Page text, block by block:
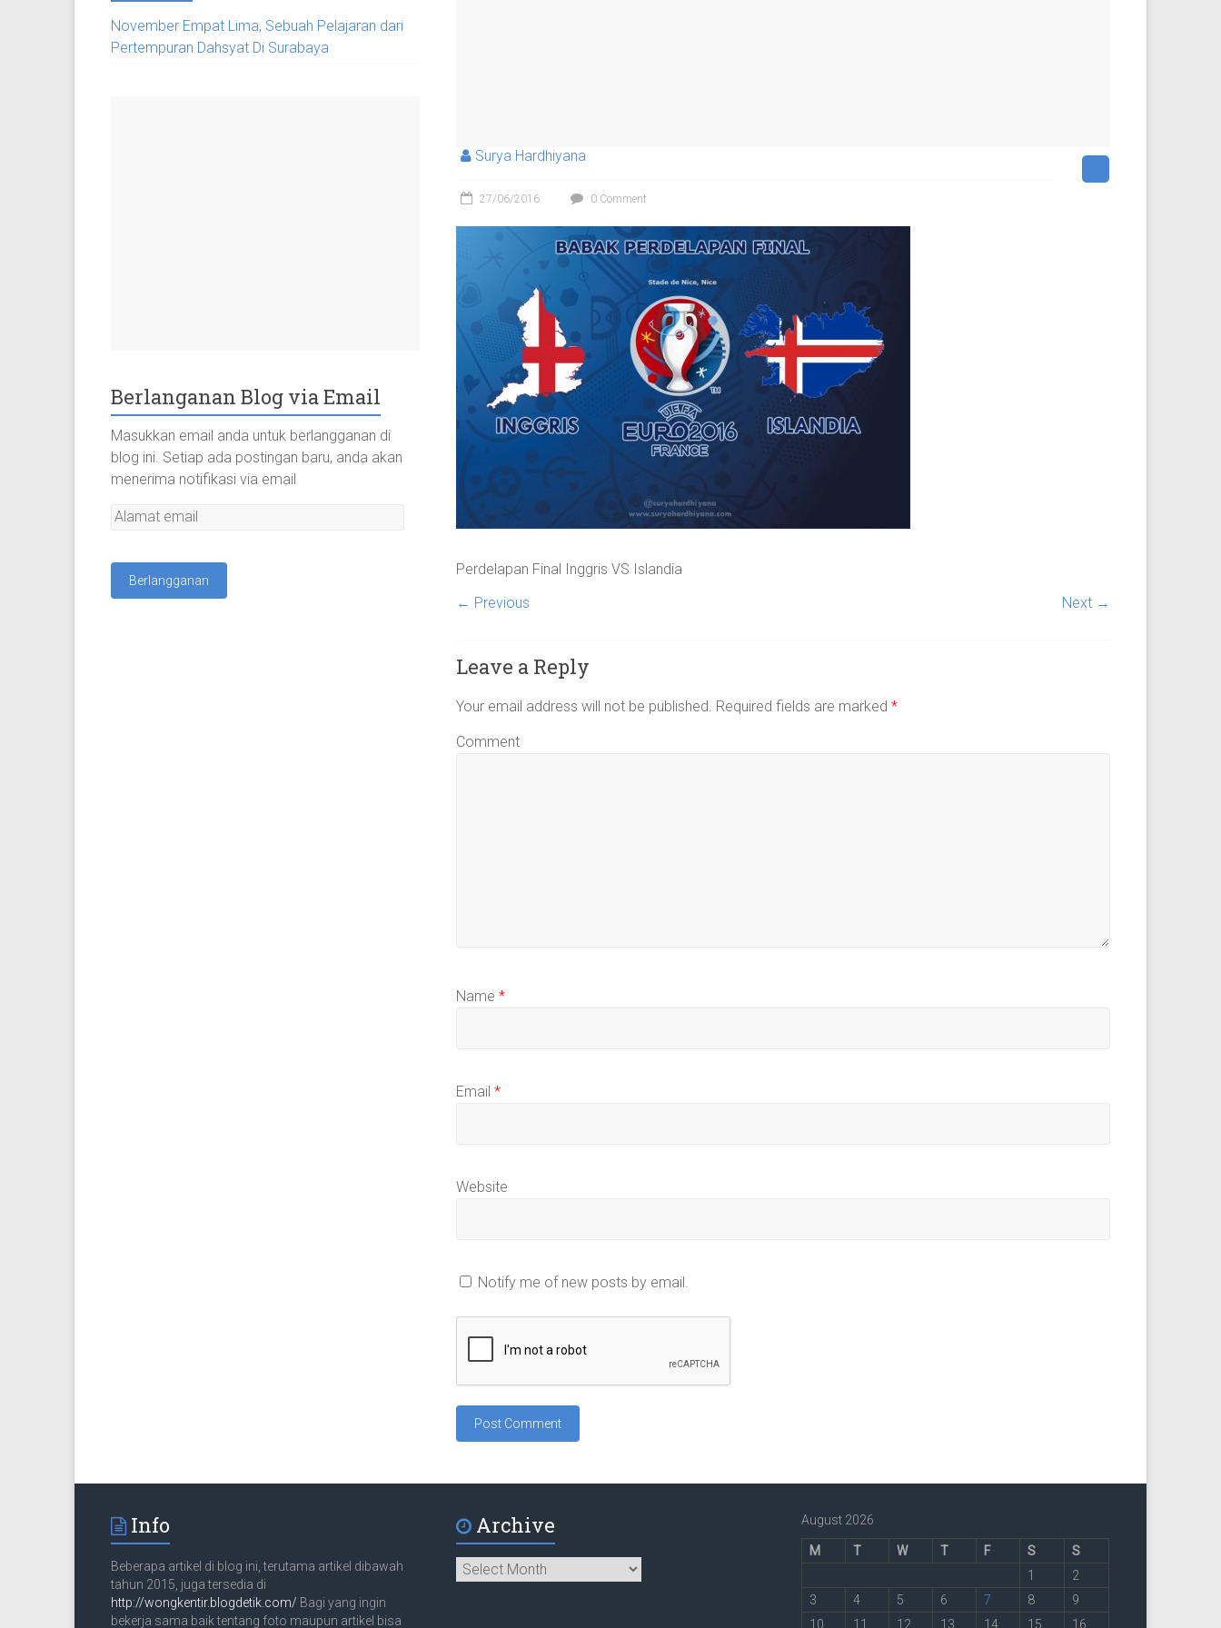
Surya Hardhiyana
27/06/2016 0 Comment
Perdelapan Final Inggris VS Islandia
← Previous
Next →
Leave a Reply
Your email address will not be published. Required fields are marked *
Comment
Name *
Email *
Website
Notify me of new posts by email.
November Empat Lima, Sebuah Pelajaran dari
Pertempuran Dahsyat Di Surabaya
Berlanganan Blog via Email
Masukkan email anda untuk berlangganan di
blog ini. Setiap ada postingan baru, anda akan
menerima notifikasi via email
A
a
a
Info
Beberapa artikel di blog ini, terutama artikel dibawah
tahun 2015, juga tersedia di
http://wongkentir.blogdetik.com/ Bagi yang ingin
bekerja sama baik tentang foto maupun artikel bisa
Archive
Archive
August 2026
M T W T F S
S
1
2
3
4 5 6 7 8
9
10
11 12 13 14 15 16